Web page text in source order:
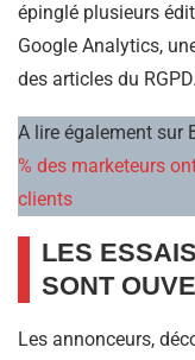
épinglé plusieurs
Google Analytics,
des articles du RGPD.
A lire également sur
% des marketeurs
clients
LES
SONT
Les annonceurs,